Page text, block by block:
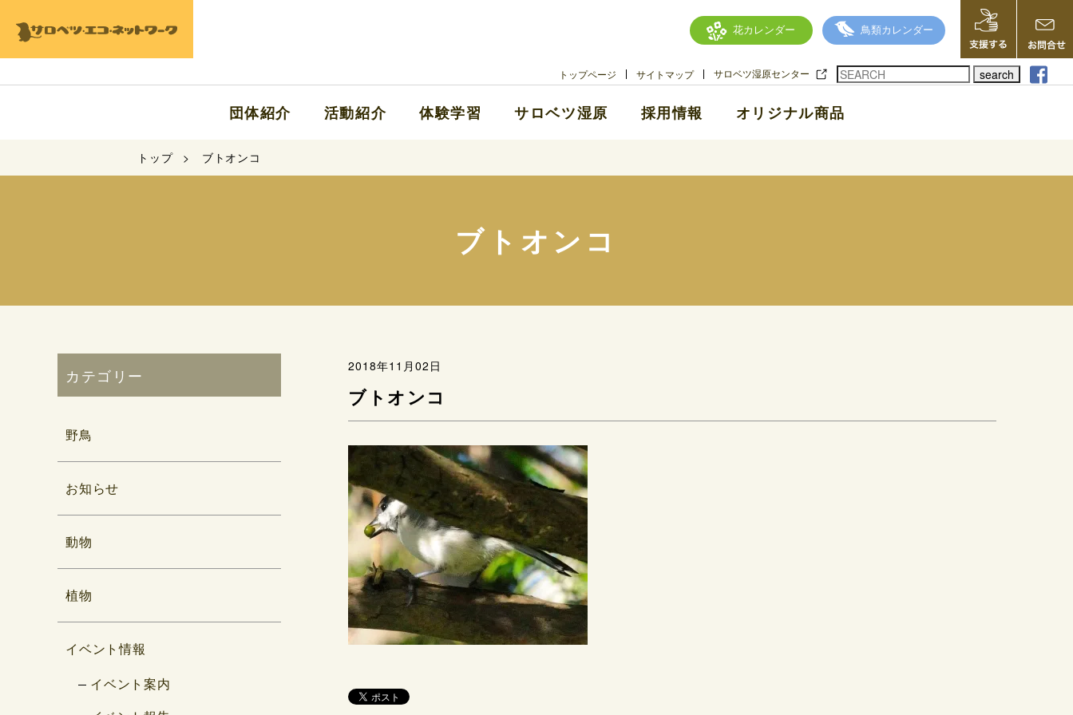
花カレンダー 鳥類カレンダー
トップページ サイトマップ サロベツ湿原センター search
団体紹介 活動紹介 体験学習 サロベツ湿原 採用情報 オリジナル商品
トップ ブトオンコ
ブトオンコ
2018年11月02日
ブトオンコ
カテゴリー
野鳥
お知らせ
動物
植物
イベント情報
イベント案内